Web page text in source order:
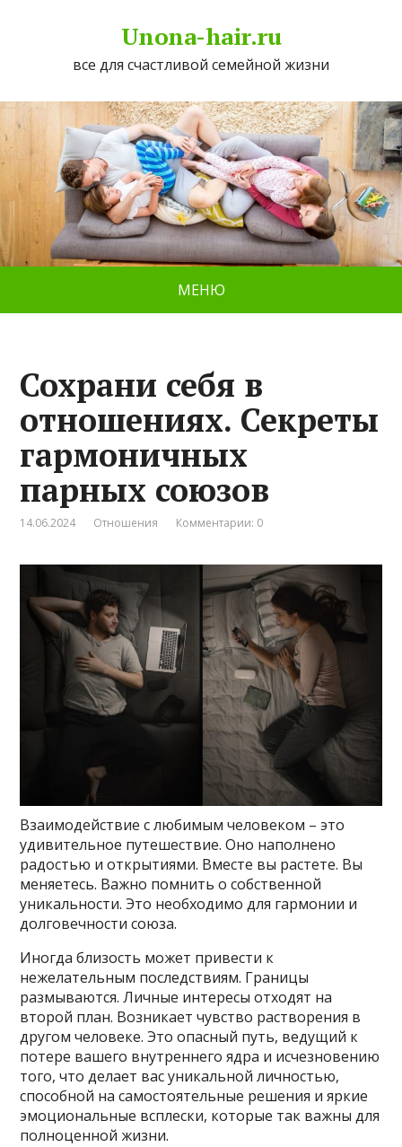
Unona-hair.ru
все для счастливой семейной жизни
МЕНЮ
Сохрани себя в
отношениях. Секреты
гармоничных
парных союзов
14.06.2024 Отношения Комментарии: 0
Взаимодействие с любимым человеком – это
удивительное путешествие. Оно наполнено
радостью и открытиями. Вместе вы растете. Вы
меняетесь. Важно помнить о собственной
уникальности. Это необходимо для гармонии и
долговечности союза.
Иногда близость может привести к
нежелательным последствиям. Границы
размываются. Личные интересы отходят на
второй план. Возникает чувство растворения в
другом человеке. Это опасный путь, ведущий к
потере вашего внутреннего ядра и исчезновению
того, что делает вас уникальной личностью,
способной на самостоятельные решения и яркие
эмоциональные всплески, которые так важны для
полноценной жизни.